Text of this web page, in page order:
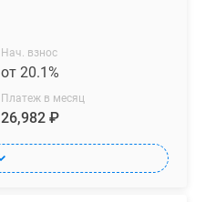
Нач. взнос
от 20.1%
Платеж в месяц
26,982 ₽